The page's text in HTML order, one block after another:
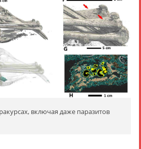
включая даже паразитов